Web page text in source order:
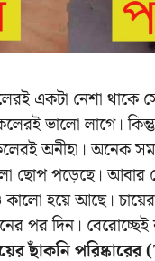
একটা নেশা থাকে
ভালো লাগে।
অনীহা। অনেক
ছোপ পড়েছে।
কালো হয়ে আছে।
পর দিন।
ছাঁকনি